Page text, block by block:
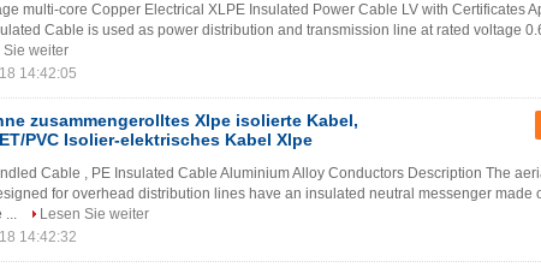
multi-core Copper Electrical XLPE Insulated Power Cable LV with Certificates
Cable is used as power distribution and transmission line at rated voltage
Sie weiter
14:42:05
zusammengerolltes Xlpe isolierte Kabel,
PVC Isolier-elektrisches Kabel Xlpe
Cable , PE Insulated Cable Aluminium Alloy Conductors Description The
for overhead distribution lines have an insulated neutral messenger made
...
Lesen Sie weiter
14:42:32